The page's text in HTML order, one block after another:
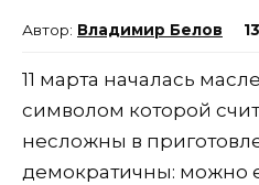
Владимир Белов
11 марта началась
символом которой
несложны в
демократичны: можно